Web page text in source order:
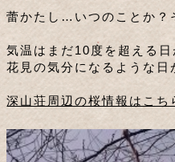
蕾かたし…いつのことか？
気温はまだ10度を超える
花見の気分になるような日
深山荘周辺の桜情報はこち